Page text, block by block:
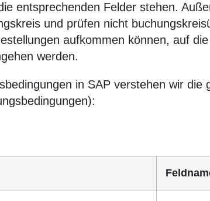
entsprechenden Felder stehen.
und prüfen nicht
aufkommen können, auf
werden.
in SAP verstehen wir